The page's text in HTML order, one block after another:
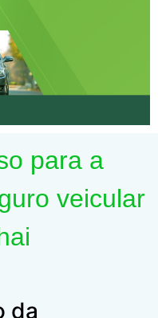
para a
veicular
da